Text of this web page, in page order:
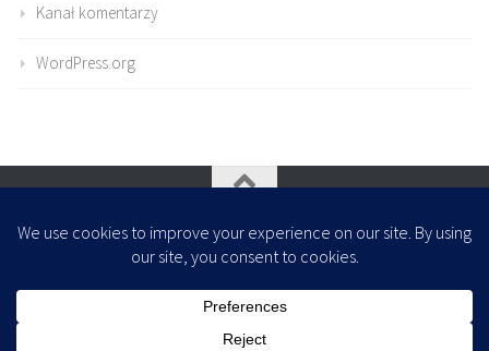
Kanał komentarzy
WordPress.org
- Zaprojektowany z